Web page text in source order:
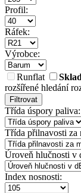
Profil:
Ráfek:
Výrobce:
Runflat
rozšířené hledání
Filtrovat
Třída úspory paliva:
Třída přilnavosti za
Úroveň hlučnosti v
Index nosnosti: